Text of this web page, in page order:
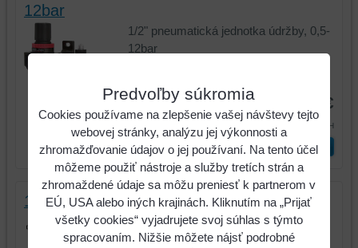
12bar
1/2" pneumatická jednotka údržby, 0,5-
12bar
122,68 €
150,89 € s DPH
ks Vložiť do košíka
1/4" pneumatický vedľajší olejovač, 54mm
1/4" pneumatický vedľajší olejovač,
54mm
Predvoľby súkromia
Cookies používame na zlepšenie vašej návštevy tejto
webovej stránky, analýzu jej výkonnosti a
zhromažďovanie údajov o jej používaní. Na tento účel
môžeme použiť nástroje a služby tretích strán a
zhromaždené údaje sa môžu preniesť k partnerom v
EÚ, USA alebo iných krajinách. Kliknutím na „Prijať
všetky cookies“ vyjadrujete svoj súhlas s týmto
spracovaním. Nižšie môžete nájsť podrobné